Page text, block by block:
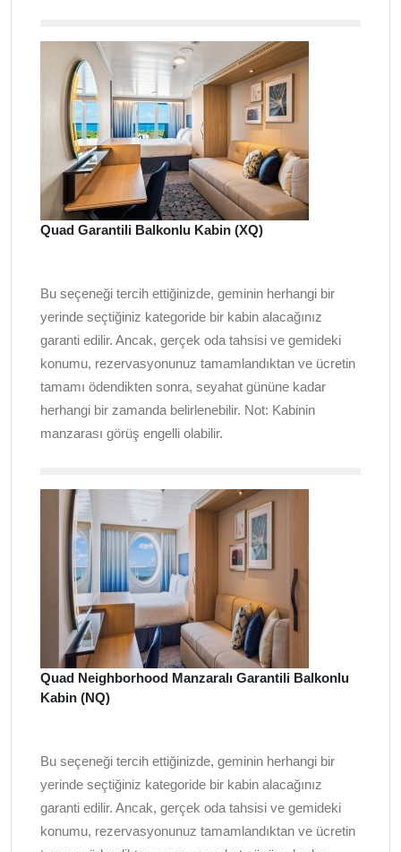
Quad Garantili Balkonlu Kabin (XQ)
Bu seçeneği tercih ettiğinizde, geminin herhangi bir
yerinde seçtiğiniz kategoride bir kabin alacağınız
garanti edilir. Ancak, gerçek oda tahsisi ve gemideki
konumu, rezervasyonunuz tamamlandıktan ve ücretin
tamamı ödendikten sonra, seyahat gününe kadar
herhangi bir zamanda belirlenebilir. Not: Kabinin
manzarası görüş engelli olabilir.
Quad Neighborhood Manzaralı Garantili Balkonlu
Kabin (NQ)
Bu seçeneği tercih ettiğinizde, geminin herhangi bir
yerinde seçtiğiniz kategoride bir kabin alacağınız
garanti edilir. Ancak, gerçek oda tahsisi ve gemideki
konumu, rezervasyonunuz tamamlandıktan ve ücretin